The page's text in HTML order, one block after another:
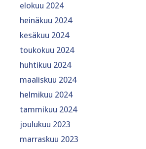
elokuu 2024
heinäkuu 2024
kesäkuu 2024
toukokuu 2024
huhtikuu 2024
maaliskuu 2024
helmikuu 2024
tammikuu 2024
joulukuu 2023
marraskuu 2023